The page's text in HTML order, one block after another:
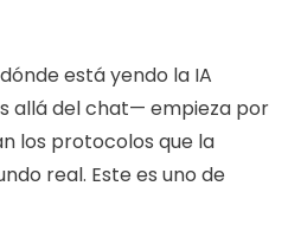
está yendo la IA
allá del chat— empieza por
los protocolos que la
real. Este es uno de